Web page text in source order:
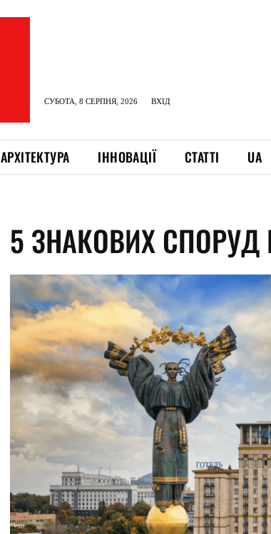
СУБОТА, 8 СЕРПНЯ, 2026 ВХІД
АРХІТЕКТУРА ІННОВАЦІЇ СТАТТІ UA
5 ЗНАКОВИХ СПОРУД